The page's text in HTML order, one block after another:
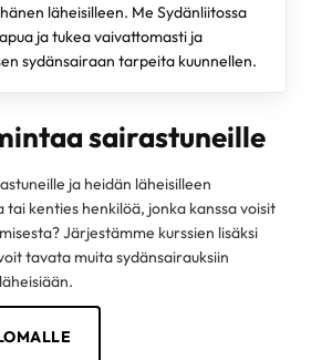
läheisilleen. Me Sydänliitossa
ja tukea vaivattomasti ja
sydänsairaan tarpeita kuunnellen.
sairastuneille
ja heidän läheisilleen
kenties henkilöä, jonka kanssa voisit
Järjestämme kurssien lisäksi
tavata muita sydänsairauksiin